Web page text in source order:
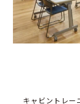
キャビントレー